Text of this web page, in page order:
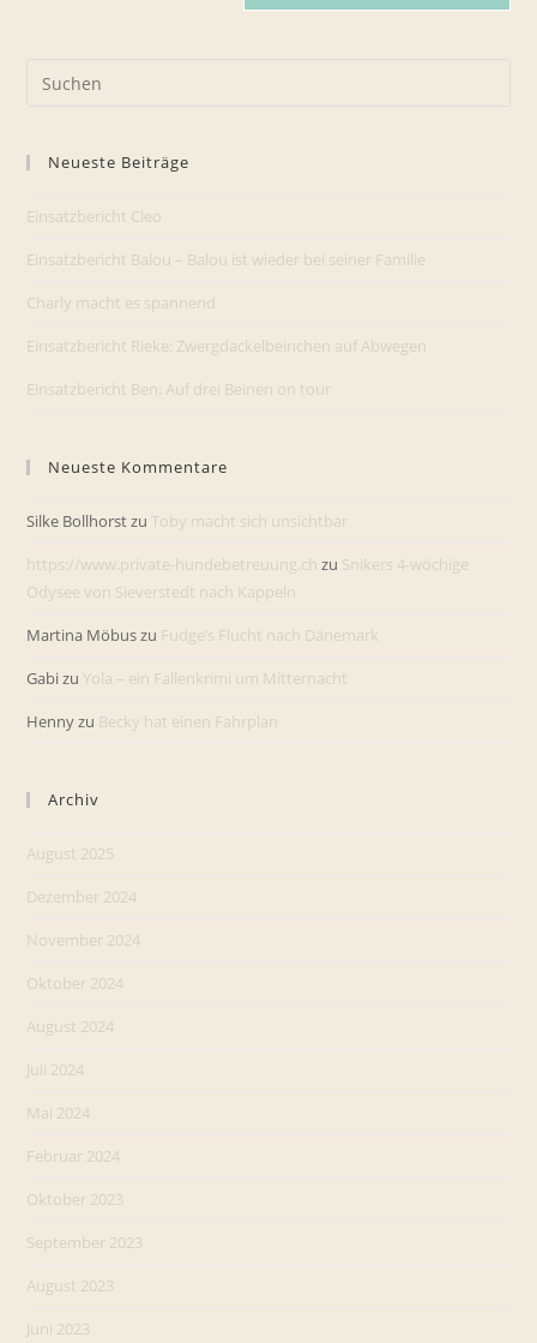
Neueste Beiträge
Einsatzbericht Cleo
Einsatzbericht Balou – Balou ist wieder bei seiner Familie
Charly macht es spannend
Einsatzbericht Rieke: Zwergdackelbeinchen auf Abwegen
Einsatzbericht Ben: Auf drei Beinen on tour
Neueste Kommentare
Silke BollhorstzuToby macht sich unsichtbar
https://www.private-hundebetreuung.ch zu Snikers 4-wöchige
Odysee von Sieverstedt nach Kappeln
Martina Möbuszu Fudge’s Flucht nach Dänemark
Gabizu Yola – ein Fallenkrimi um Mitternacht
Hennyzu Becky hat einen Fahrplan
Archiv
August 2025
Dezember 2024
November 2024
Oktober 2024
August 2024
Juli 2024
Mai 2024
Februar 2024
Oktober 2023
September 2023
August 2023
Juni 2023